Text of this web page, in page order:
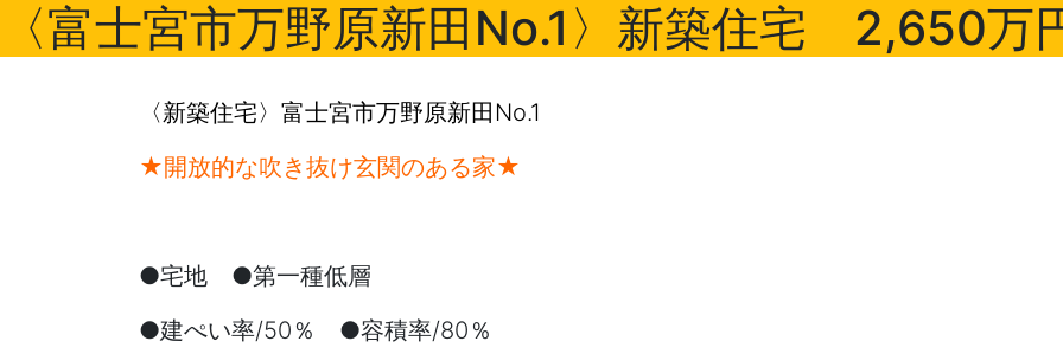
〈富士宮市万野原新田No.1〉新築住宅 2,650万
〈新築住宅〉富士宮市万野原新田No.1
★開放的な吹き抜け玄関のある家★
●宅地 ●第一種低層
●建ぺい率/50％ ●容積率/80％